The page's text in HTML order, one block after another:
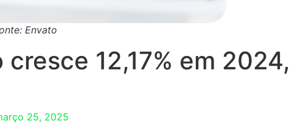
Envato
12,17% em 2024,
25, 2025